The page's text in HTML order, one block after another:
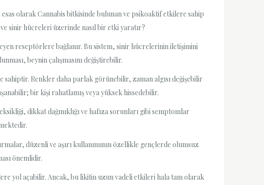
olarak Cannabis bitkisinde bulunan ve psikoaktif etkilere sahip
sinir hücreleri üzerinde nasıl bir etki yaratır?
reseptörlere bağlanır. Bu sistem, sinir hücrelerinin iletişimini
beynin çalışmasını değiştirebilir.
Renkler daha parlak görünebilir, zaman algısı değişebilir
bir kişi rahatlamış veya yüksek hissedebilir.
dikkat dağınıklığı ve hafıza sorunları gibi semptomlar
düzenli ve aşırı kullanımının özellikle gençlerde olumsuz
önemlidir.
yol açabilir. Ancak, bu likitin uzun vadeli etkileri hala tam olarak